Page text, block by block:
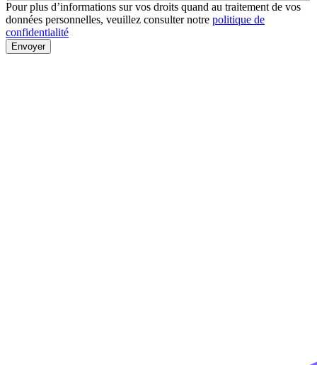
Pour plus d’informations sur vos droits quand au traitement de vos
données personnelles, veuillez consulter notre politique de
confidentialité
Envoyer